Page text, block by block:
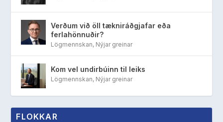
Verðum við öll tækniráðgjafar eða
ferlahönnuðir?
Lögmennskan, Nýjar greinar
Kom vel undirbúinn til leiks
Lögmennskan, Nýjar greinar
FLOKKAR